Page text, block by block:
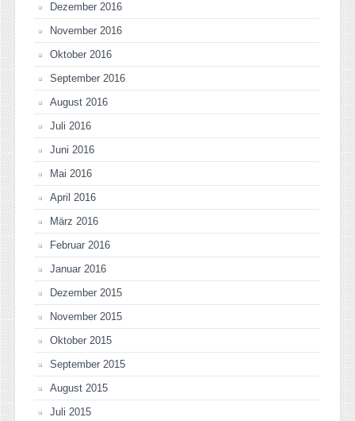
Dezember 2016
November 2016
Oktober 2016
September 2016
August 2016
Juli 2016
Juni 2016
Mai 2016
April 2016
März 2016
Februar 2016
Januar 2016
Dezember 2015
November 2015
Oktober 2015
September 2015
August 2015
Juli 2015